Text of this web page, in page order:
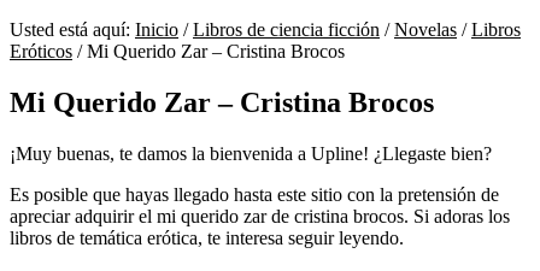
Usted está aquí: Inicio / Libros de ciencia ficción / Novelas / Libros
Eróticos /Mi Querido Zar – Cristina Brocos
Mi Querido Zar – Cristina Brocos
¡Muy buenas, te damos la bienvenida a Upline! ¿Llegaste bien?
Es posible que hayas llegado hasta este sitio con la pretensión de
apreciar adquirir el mi querido zar de cristina brocos. Si adoras los
libros de temática erótica, te interesa seguir leyendo.